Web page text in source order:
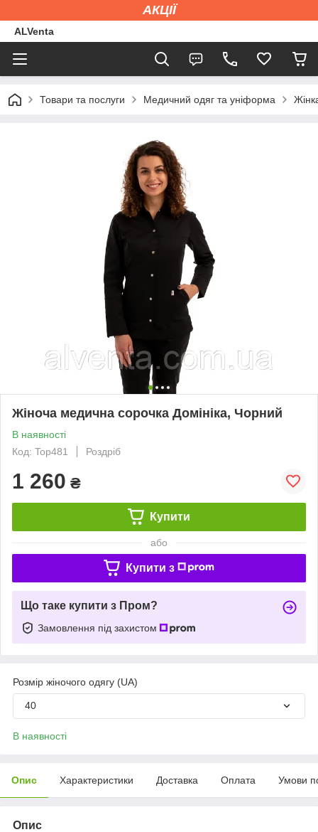
АКЦІЇ
ALVenta
Товари та послуги Медичний одяг та уніформа
Жіноча медична сорочка Домініка, Чорний
В наявності
Код: Top481
Роздріб
1 260 ₴
Купити
або
Купити з
Що таке купити з Пром?
Замовлення під захистом
Розмір жіночого одягу (UA)
40
В наявності
Опис Характеристики Доставка Оплата Умови
Опис